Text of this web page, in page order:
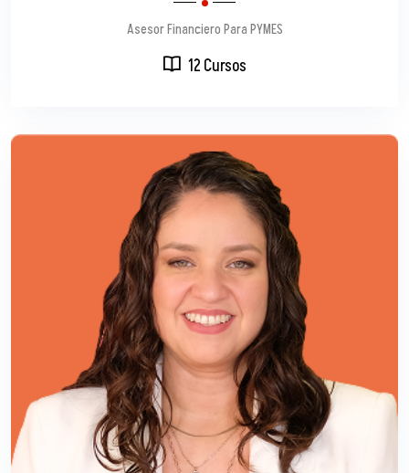
Asesor Financiero Para PYMES
12 Cursos